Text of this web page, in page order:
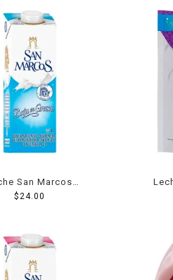
San Marcos
descremada
$24.00